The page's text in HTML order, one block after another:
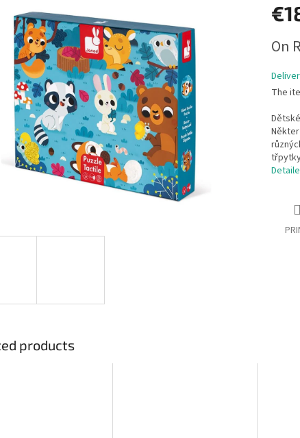
price:
On
The
products